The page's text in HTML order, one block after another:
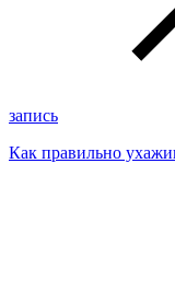
запись
Как правильно